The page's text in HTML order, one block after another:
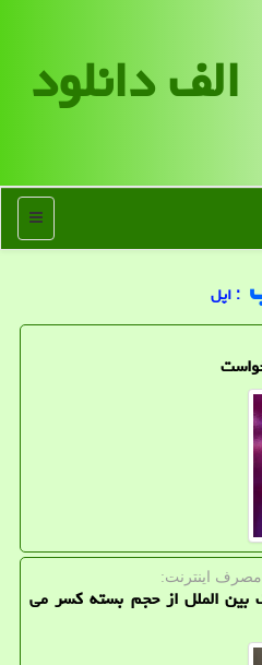
الف دانلود
منو
: اپل
مصرف اینترنت:
بین الملل از حجم بسته کسر می